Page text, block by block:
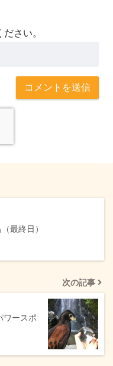
さい。
最終日）
次の記事
ワースポ